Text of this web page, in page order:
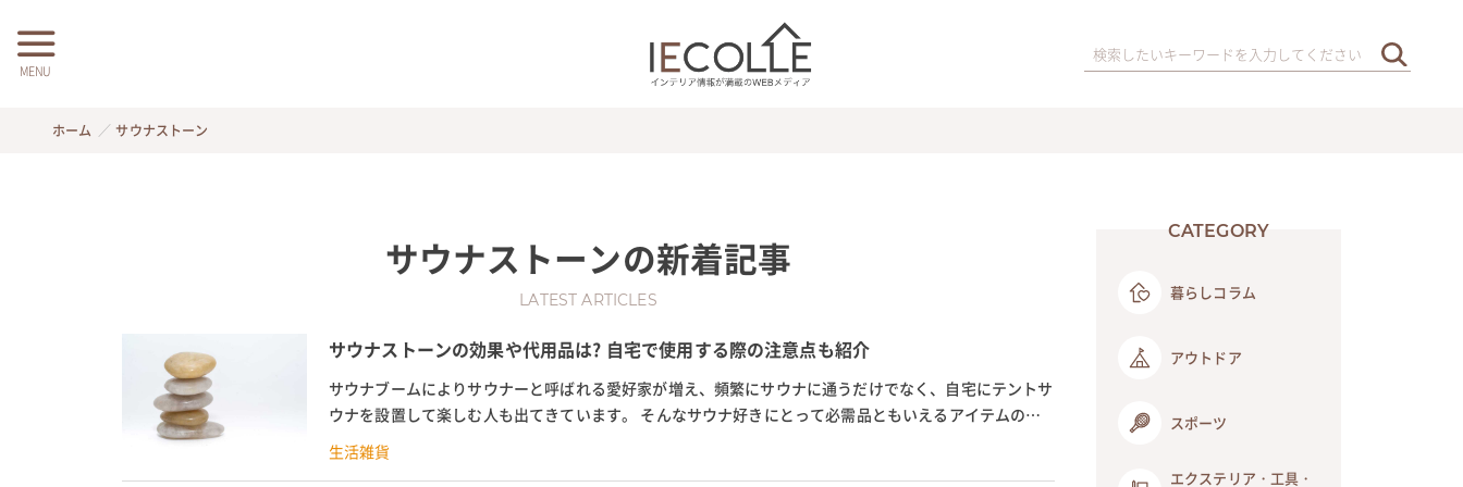
MENU
ホーム サウナストーン
サウナストーンの新着記事
LATEST ARTICLES
サウナストーンの効果や代用品は? 自宅で使用する際の注意点も紹介
サウナブームによりサウナーと呼ばれる愛好家が増え、頻繁にサウナに通うだけでなく、自宅にテントサ
ウナを設置して楽しむ人も出てきています。 そんなサウナ好きにとって必需品ともいえるアイテムのひ
とつが「サウナストーン」。 この記事では、自宅でサ...
生活雑貨
CATEGORY
暮らしコラム
アウトドア
スポーツ
エクステリア・工具・